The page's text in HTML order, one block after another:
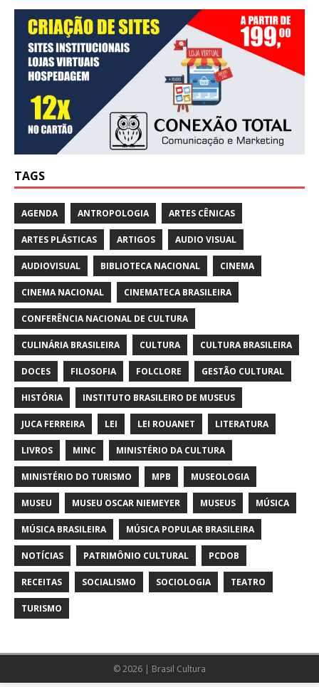
TAGS
AGENDA ANTROPOLOGIA ARTES CÊNICAS
ARTES PLÁSTICAS ARTIGOS AUDIO VISUAL
AUDIOVISUAL BIBLIOTECA NACIONAL CINEMA
CINEMA NACIONAL CINEMATECA BRASILEIRA
CONFERÊNCIA NACIONAL DE CULTURA
CULINÁRIA BRASILEIRA CULTURA CULTURA BRASILEIRA
DOCES FILOSOFIA FOLCLORE GESTÃO CULTURAL
HISTÓRIA INSTITUTO BRASILEIRO DE MUSEUS
JUCA FERREIRA LEI LEI ROUANET LITERATURA
LIVROS MINC MINISTÉRIO DA CULTURA
MINISTÉRIO DO TURISMO MPB MUSEOLOGIA
MUSEU MUSEU OSCAR NIEMEYER MUSEUS MÚSICA
MÚSICA BRASILEIRA MÚSICA POPULAR BRASILEIRA
NOTÍCIAS PATRIMÔNIO CULTURAL PCDOB
RECEITAS SOCIALISMO SOCIOLOGIA TEATRO
TURISMO
© 2026 | Brasil Cultura